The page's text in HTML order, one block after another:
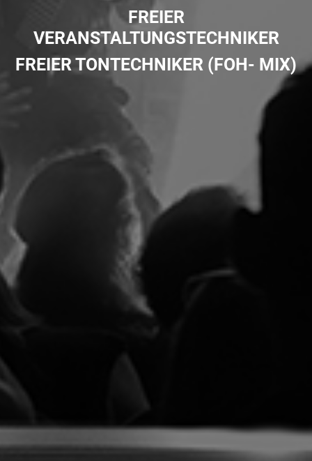
FREIER
VERANSTALTUNGSTECHNIKER
FREIER TONTECHNIKER (FOH- MIX)